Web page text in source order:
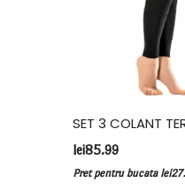
lei85.99
Pret pentru bucata lei